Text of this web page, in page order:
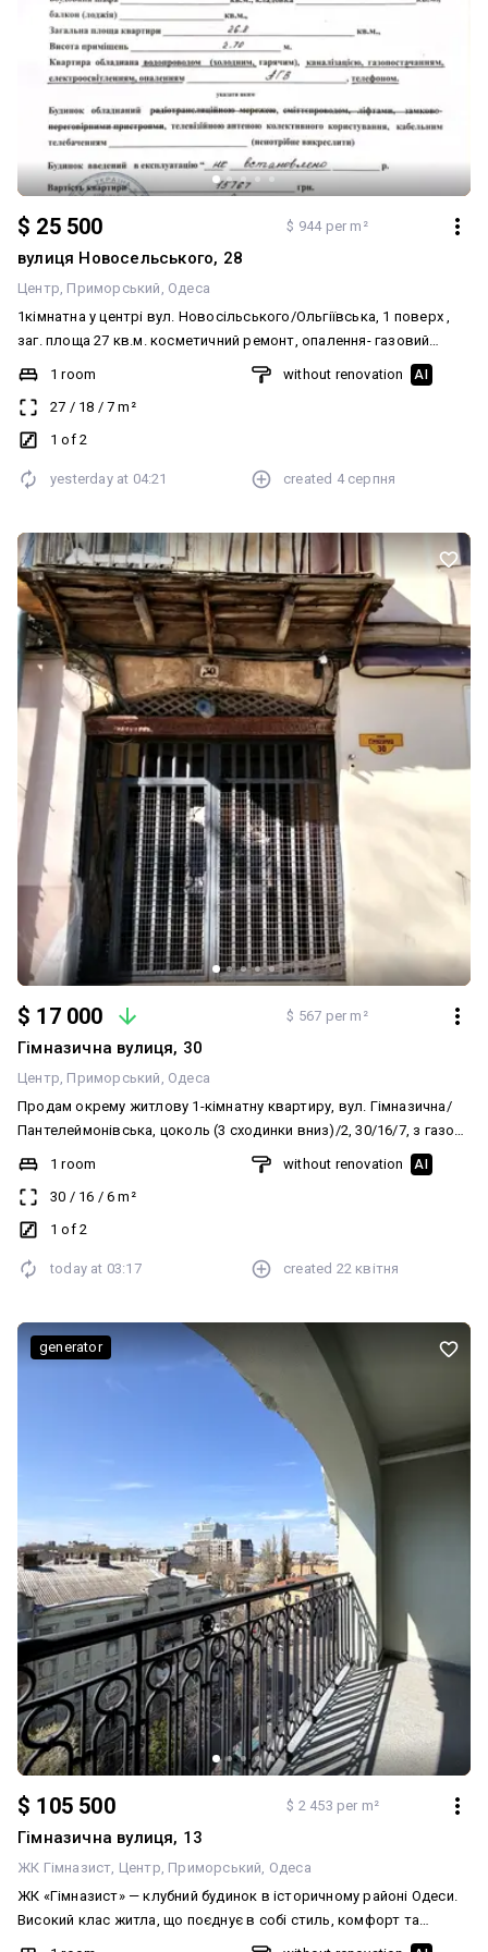
$ 25 500 $ 944 per m²
вулиця Новосельського, 28
Центр Приморський Одеса
1кімнатна у центрі вул. Новосільського/Ольгіївська, 1 поверх ,
заг. площа 27 кв.м. косметичний ремонт, опалення- газовий
котел. Двостороння, дворова. Вікна металопласт, підлога -
лінолеум, плитка на кухні та сан вузла, душ-трап, висота стель
3м.залишаються всі меблі та техніка
1 room
27 / 18 / 7 m²
1 of 2
without renovation AI
yesterday at 04:21 created 4 серпня
$ 17 000 $ 567 per m²
Гімназична вулиця, 30
Центр Приморський Одеса
Продам окрему житлову 1-кімнатну квартиру, вул. Гімназична/
Пантелеймонівська, цоколь (3 сходинки вниз)/2, 30/16/7, з газом,
МПВ, власна невелика закрита територія.
1 room
30 / 16 / 6 m²
1 of 2
without renovation AI
today at 03:17 created 22 квітня
$ 105 500 $ 2 453 per m²
Гімназична вулиця, 13
ЖК Гімназист Центр Приморський Одеса
ЖК «Гімназист» — клубний будинок в історичному районі Одеси.
Високий клас житла, що поєднує в собі стиль, комфорт та
сучасні технології. Все поруч. Піша доступність до
generator